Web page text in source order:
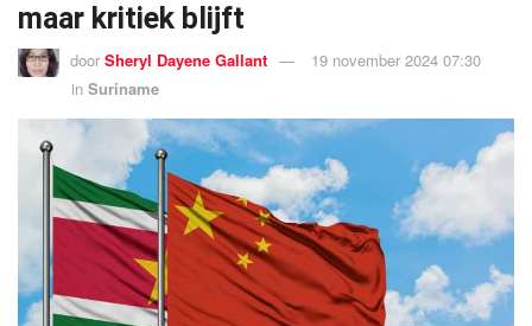
maar kritiek blijft
door Sheryl Dayene Gallant
19 november 2024 07:30
in Suriname